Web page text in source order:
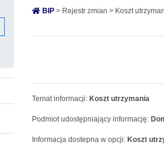
BIP > Rejestr zmian > Koszt
Temat informacji: Koszt utrzymania
Podmiot udostępniający informację:
Informacja dostepna w opcji: Koszt